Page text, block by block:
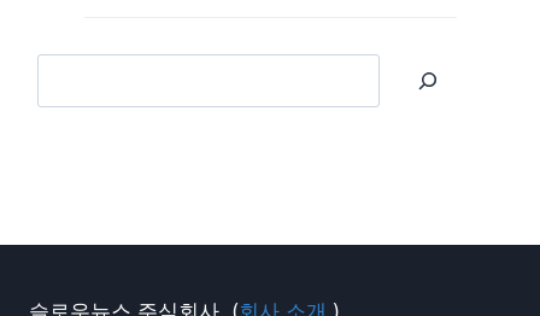
슬로우뉴스 주식회사. (회사 소개. )